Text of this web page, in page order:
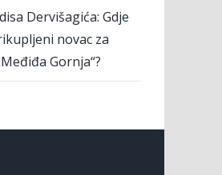
Dervišagića: Gdje
novac za
Gornja“?